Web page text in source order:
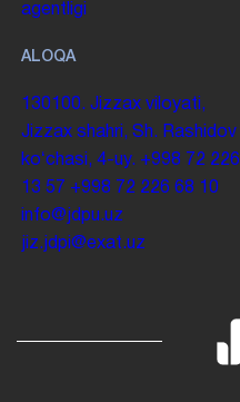
agentligi
ALOQA
130100. Jizzax viloyati,
Jizzax shahri, Sh. Rashidov
koʻchasi, 4-uy. +998 72 226
13 57 +998 72 226 68 10
info@jdpu.uz
jiz.jdpi@exat.uz